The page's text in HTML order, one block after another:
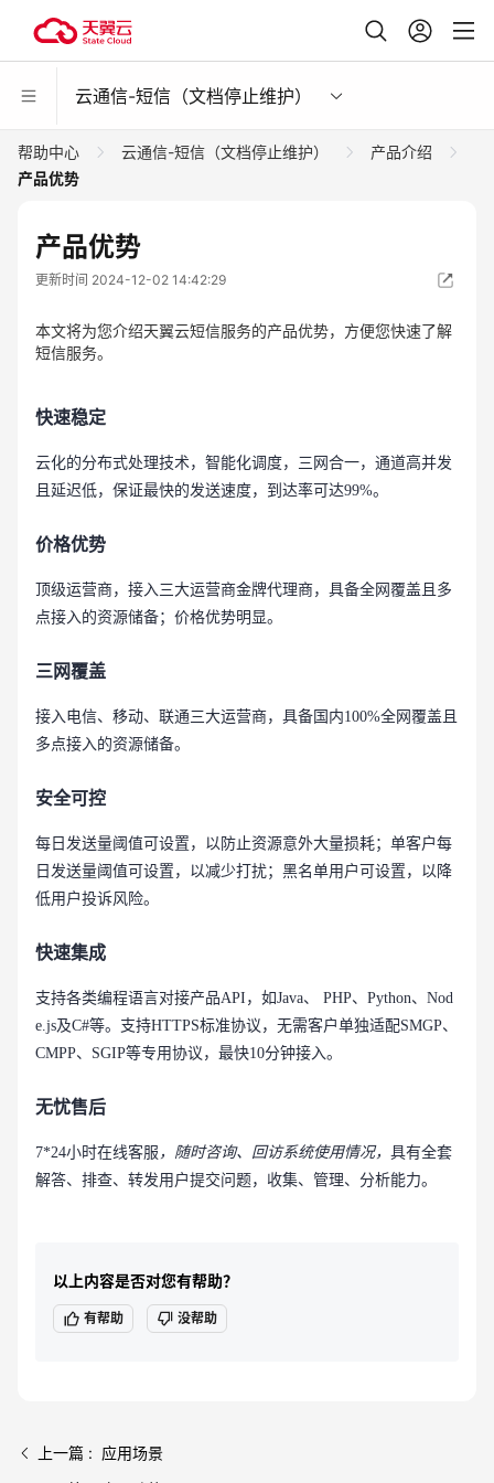
云通信-短信（文档停止维护）
帮助中心 云通信-短信（文档停止维护）
产品介绍
产品优势
产品优势
更新时间 2024-12-02 14:42:29
本文将为您介绍天翼云短信服务的产品优势，方便您快速了解
短信服务。
快速稳定
云化的分布式处理技术，智能化调度，三网合一，通道高并发
且延迟低，保证最快的发送速度，到达率可达99%。
价格优势
顶级运营商，接入三大运营商金牌代理商，具备全网覆盖且多
点接入的资源储备；价格优势明显。
三网覆盖
接入电信、移动、联通三大运营商，具备国内100%全网覆盖且
多点接入的资源储备。
安全可控
每日发送量阈值可设置，以防止资源意外大量损耗；单客户每
日发送量阈值可设置，以减少打扰；黑名单用户可设置，以降
低用户投诉风险。
快速集成
支持各类编程语言对接产品API，如Java、 PHP、Python、Nod
e.js及C#等。支持HTTPS标准协议，无需客户单独适配SMGP、
CMPP、SGIP等专用协议，最快10分钟接入。
无忧售后
7*24小时在线客服 ，随时咨询、回访系统使用情况， 具有全套
解答、排查、转发用户提交问题，收集、管理、分析能力。
以上内容是否对您有帮助？
有帮助 没帮助
上一篇 : 应用场景